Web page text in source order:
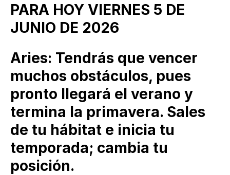
PARA HOY VIERNES 5 DE
JUNIO DE 2026
Aries: Tendrás que vencer
muchos obstáculos, pues
pronto llegará el verano y
termina la primavera. Sales
de tu hábitat e inicia tu
temporada; cambia tu
posición.